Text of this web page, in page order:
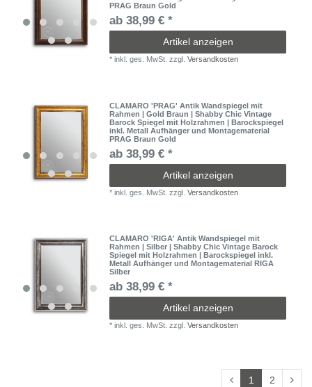
PRAG Braun Gold
ab 38,99 € *
Artikel anzeigen
*inkl. ges. MwSt. zzgl.Versandkosten
CLAMARO 'PRAG' Antik Wandspiegel mit
Rahmen | Gold Braun | Shabby Chic Vintage
Barock Spiegel mit Holzrahmen | Barockspiegel
inkl. Metall Aufhänger und Montagematerial
PRAG Braun Gold
ab 38,99 € *
Artikel anzeigen
*inkl. ges. MwSt. zzgl.Versandkosten
CLAMARO 'RIGA' Antik Wandspiegel mit
Rahmen | Silber | Shabby Chic Vintage Barock
Spiegel mit Holzrahmen | Barockspiegel inkl.
Metall Aufhänger und Montagematerial RIGA
Silber
ab 38,99 € *
Artikel anzeigen
*inkl. ges. MwSt. zzgl.Versandkosten
1 2